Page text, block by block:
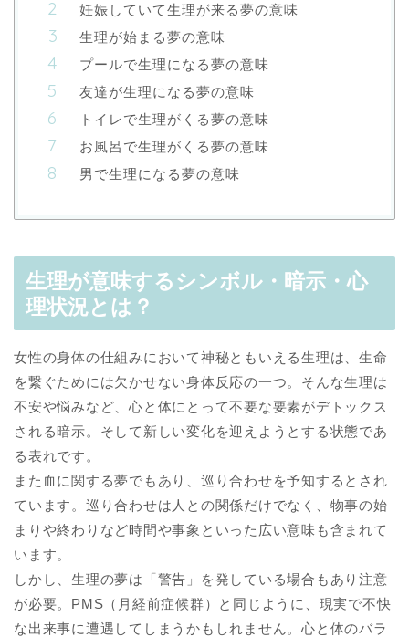
妊娠していて生理が来る夢の意味
生理が始まる夢の意味
プールで生理になる夢の意味
友達が生理になる夢の意味
トイレで生理がくる夢の意味
お風呂で生理がくる夢の意味
男で生理になる夢の意味
生理が意味するシンボル・暗示・心
理状況とは？
女性の身体の仕組みにおいて神秘ともいえる生理は、生命
を繋ぐためには欠かせない身体反応の一つ。そんな生理は
不安や悩みなど、心と体にとって不要な要素がデトックス
される暗示。そして新しい変化を迎えようとする状態であ
る表れです。
また血に関する夢でもあり、巡り合わせを予知するとされ
ています。巡り合わせは人との関係だけでなく、物事の始
まりや終わりなど時間や事象といった広い意味も含まれて
います。
しかし、生理の夢は「警告」を発している場合もあり注意
が必要。PMS（月経前症候群）と同じように、現実で不快
な出来事に遭遇してしまうかもしれません。心と体のバラ